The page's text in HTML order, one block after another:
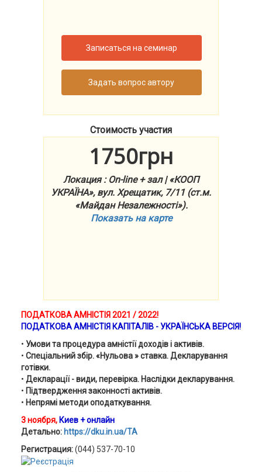
Записаться на семинар
Задать вопрос автору
Стоимость участия
1750грн
Локация : On-line + зал | «КООП
УКРАЇНА», вул. Хрещатик, 7/11 (ст.м.
«Майдан Незалежності»).
Показать на карте
ПОДАТКОВА АМНІСТІЯ 2021 / 2022!
ПОДАТКОВА АМНІСТІЯ КАПІТАЛІВ - УКРАЇНСЬКА ВЕРСІЯ!
• Умови та процедура амністії доходів і активів.
• Спеціальний збір. «Нульова » ставка. Декларування
готівки.
• Декларації - види, перевірка. Наслідки декларування.
• Підтвердження законності активів.
• Непрямі методи оподаткування.
3 ноября, Киев + онлайн
Детально: https://dku.in.ua/TA
Регистрация:(044) 537-70-10